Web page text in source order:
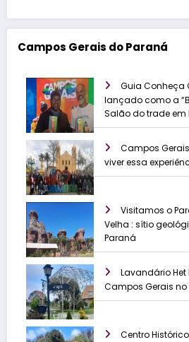
Campos Gerais do Paraná
Guia Conheça
lançado como a
Salão do trade em
Campos
viver essa
Visitamos o
Velha : sítio
Paraná
Lavandário
Campos Gerais no
Centro